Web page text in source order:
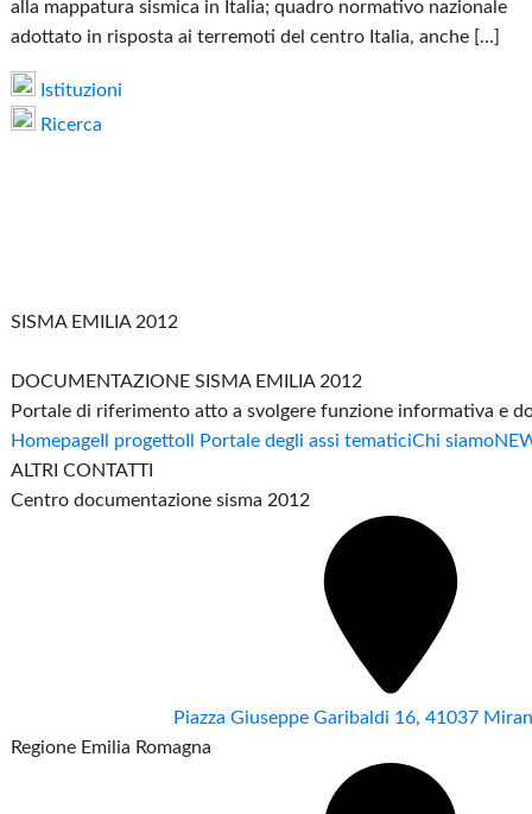
alla mappatura sismica in Italia; quadro normativo nazionale
adottato in risposta ai terremoti del centro Italia, anche […]
Istituzioni
Ricerca
SISMA EMILIA 2012
DOCUMENTAZIONE SISMA EMILIA 2012
Portale di riferimento atto a svolgere funzione informativa e
Homepage Il progetto Il Portale degli assi tematiciChi siamo
ALTRI CONTATTI
Centro documentazione sisma 2012
Piazza Giuseppe Garibaldi 16, 41037
Regione Emilia Romagna